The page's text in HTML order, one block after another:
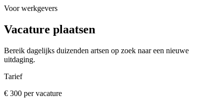
Voor werkgevers
Vacature plaatsen
Bereik dagelijks duizenden artsen op zoek naar een nieuwe
uitdaging.
Tarief
€ 300 per vacature